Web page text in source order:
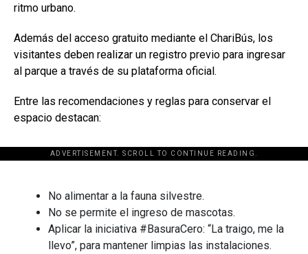
ritmo urbano.
Además del acceso gratuito mediante el ChariBús, los
visitantes deben realizar un registro previo para ingresar
al parque a través de su plataforma oficial.
Entre las recomendaciones y reglas para conservar el
espacio destacan:
ADVERTISEMENT. SCROLL TO CONTINUE READING.
[adsforwp id="243463"]
No alimentar a la fauna silvestre.
No se permite el ingreso de mascotas.
Aplicar la iniciativa #BasuraCero: “La traigo, me la
llevo”, para mantener limpias las instalaciones.